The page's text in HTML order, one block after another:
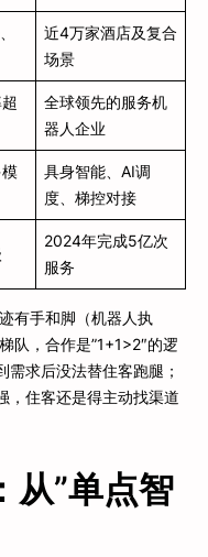
近4万家酒店及复合
场景
全球领先的服务机
器人企业
具身智能、AI调
度、梯控对接
2024年完成5亿次
服务
有手和脚（机器人执
队，合作是”1+1>2″的逻
求后没法替住客跑腿；
住客还是得主动找渠道
从”单点智